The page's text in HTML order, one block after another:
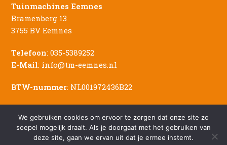
Tuinmachines Eemnes
Bramenberg 13
3755 BV Eemnes
Telefoon:035-5389252
E-Mail: info@tm-eemnes.nl
BTW-nummer: NL001972436B22
© Copyright - 2026 Tuinmachines Eemnes
We gebruiken cookies om ervoor te zorgen dat onze site zo
soepel mogelijk draait. Als je doorgaat met het gebruiken van
deze site, gaan we ervan uit dat je ermee instemt.